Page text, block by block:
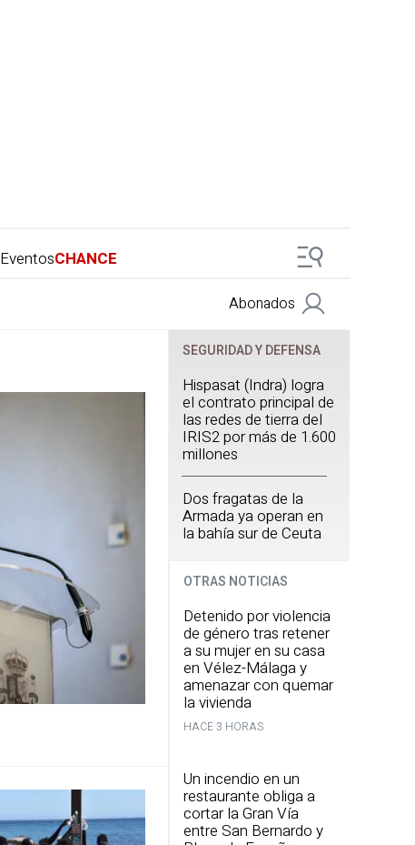
EventosCHANCE
Abonados
SEGURIDAD Y DEFENSA
Hispasat (Indra) logra
el contrato principal de
las redes de tierra del
IRIS2 por más de 1.600
millones
Dos fragatas de la
Armada ya operan en
la bahía sur de Ceuta
OTRAS NOTICIAS
Detenido por violencia
de género tras retener
a su mujer en su casa
en Vélez-Málaga y
amenazar con quemar
la vivienda
HACE 3 HORAS
Un incendio en un
restaurante obliga a
cortar la Gran Vía
entre San Bernardo y